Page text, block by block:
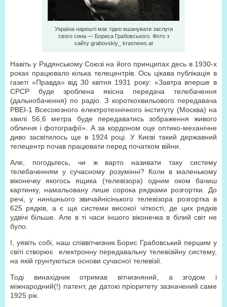
Україна нарешті має гідно вшанувати заслуги
свого сина — Бориса Грабовського. Фото з
сайту grabovskiy_ krasnews.at
Навіть у Радянському Союзі на його принципах десь в 1930-х
роках працювало кілька телецентрів. Ось цікава публікація в
газеті «Правда» від 30 квітня 1931 року: «Завтра вперше в
СРСР буде зроблена якісна передача телебачення
(дальнобачення) по радіо. З короткохвильового передавача
РВЕІ-1 Всесоюзного електротехнічного інституту (Москва) на
хвилі 56,6 метра буде передаватись зображення живого
обличчя і фотографії». А за кордоном оце оптико-механічне
диво засвітилось ще в 1924 році. У Києві такий державний
телецентр почав працювати перед початком війни.
Але, погодьтесь, чи ж варто називати таку систему
телебаченням у сучасному розумінні? Коли в маленькому
віконечку якогось ящика (телевізора) одним оком бачиш
картинку, намальовану лише сорока рядками розгортки. До
речі, у нинішнього звичайнісінького телевізора розгортка в
625 рядків, а є ще системи високої чіткості, де цих рядків
удвічі більше. Але в ті часи іншого віконечка в білий світ не
було.
І, уявіть собі, наш співвітчизник Борис Грабовський першим у
світі створює електронну передавальну телевізійну систему,
на якій грунтуються основи сучасної телевізії.
Тоді винахідник отримав вітчизняний, а згодом і
міжнародний(!) патент, де датою пріоритету зазначений саме
1925 рік.